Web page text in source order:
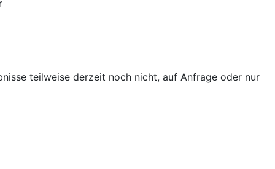
teilweise derzeit noch nicht, auf Anfrage oder nur